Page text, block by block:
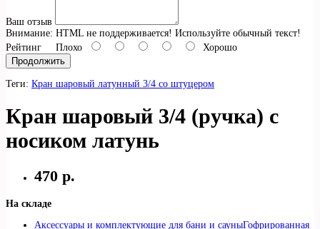
Ваш отзыв
Внимание: HTML не поддерживается! Используйте обычный текст!
Рейтинг Плохо
Хорошо
Продолжить
Теги: Кран шаровый латунный 3/4 со штуцером
Кран шаровый 3/4 (ручка) с
носиком латунь
470 р.
На складе
Аксессуары и комплектующие для бани и сауныГофрированная